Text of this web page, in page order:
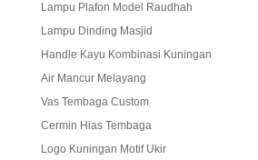
Lampu Plafon Model Raudhah
Lampu Dinding Masjid
Handle Kayu Kombinasi Kuningan
Air Mancur Melayang
Vas Tembaga Custom
Cermin Hias Tembaga
Logo Kuningan Motif Ukir